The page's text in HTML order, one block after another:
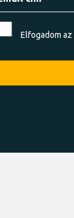
Elfogadom az